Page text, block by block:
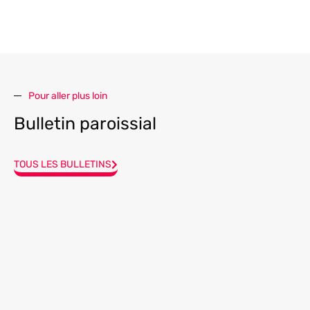
Pour aller plus loin
Bulletin paroissial
TOUS LES BULLETINS